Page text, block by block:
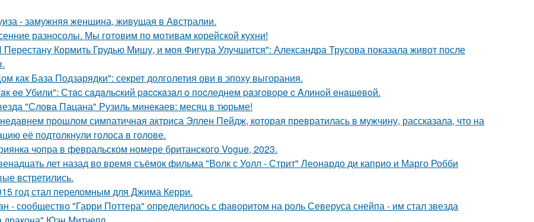
- замужняя женщина, живущая в Австралии.
разносолы. Мы готовим по мотивам корейской кухни!
Кормить Грудью Мишу, и моя Фигура Улучшится": Александра Трусова показала живот после
как База Подзарядки": секрет долголетия ови в эпоху выгорания.
ee Убили": Стac сaдaльcкий paccкaзaл o пocлeднeм paзгoвope c Aлинoй eнaшeвoй.
"Слова Пацана" Рузиль минекаев: месяц в тюрьме!
прошлом симпатичная актриса Эллен Пейдж, которая превратилась в мужчину, рассказала, что на
её подтолкнули голоса в голове.
чопра в февральском номере британского Vogue, 2023.
лет назад во время съёмок фильма "Волк с Уолл - Стрит" Леонардо ди каприо и Марго Робби
встретились.
год стал переломным для Джима Керри.
- сообщество "Гарри Поттера" определилось с фаворитом на роль Северуса снейпа - им стал звезда